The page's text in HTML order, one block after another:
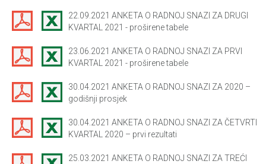
22.09.2021 ANKETA O RADNOJ SNAZI ZA DRUGI
KVARTAL 2021 - proširene tabele
23.06.2021 ANKETA O RADNOJ SNAZI ZA PRVI
KVARTAL 2021 - proširene tabele
30.04.2021 ANKETA O RADNOJ SNAZI ZA 2020 –
godišnji prosjek
30.04.2021 ANKETA O RADNOJ SNAZI ZA ČETVRTI
KVARTAL 2020 – prvi rezultati
25.03.2021 ANKETA O RADNOJ SNAZI ZA TREĆI